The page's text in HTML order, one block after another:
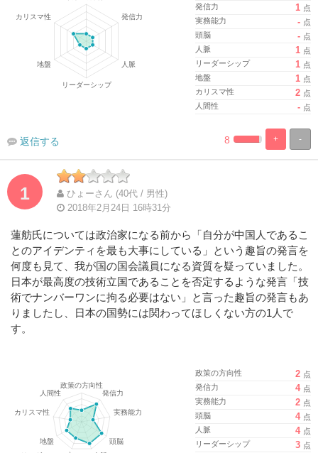
発信力
1 点
実務能力
- 点
頭脳
- 点
人脈
1 点
リーダーシップ
1 点
地盤
1 点
カリスマ性
2 点
人間性
- 点
-
+
%
100%
8
返信する
1
ひょーさん (40代 / 男性)
2018年2月24日 16時31分
蓮舫氏については政治家になる前から「自分が中国人であるこ
とのアイデンティを最も大事にしている」という趣旨の発言を
何度も見て、我が国の国会議員になる資質を疑っていました。
日本が最高度の技術立国であることを否定するような発言「技
術でナンバーワンに拘る必要はない」と言った趣旨の発言もあ
りましたし、日本の国勢には関わってほしくない方の1人で
す。
政策の方向性 2 点
発信力
4 点
実務能力
2 点
頭脳
4 点
人脈
4 点
リーダーシップ
3 点